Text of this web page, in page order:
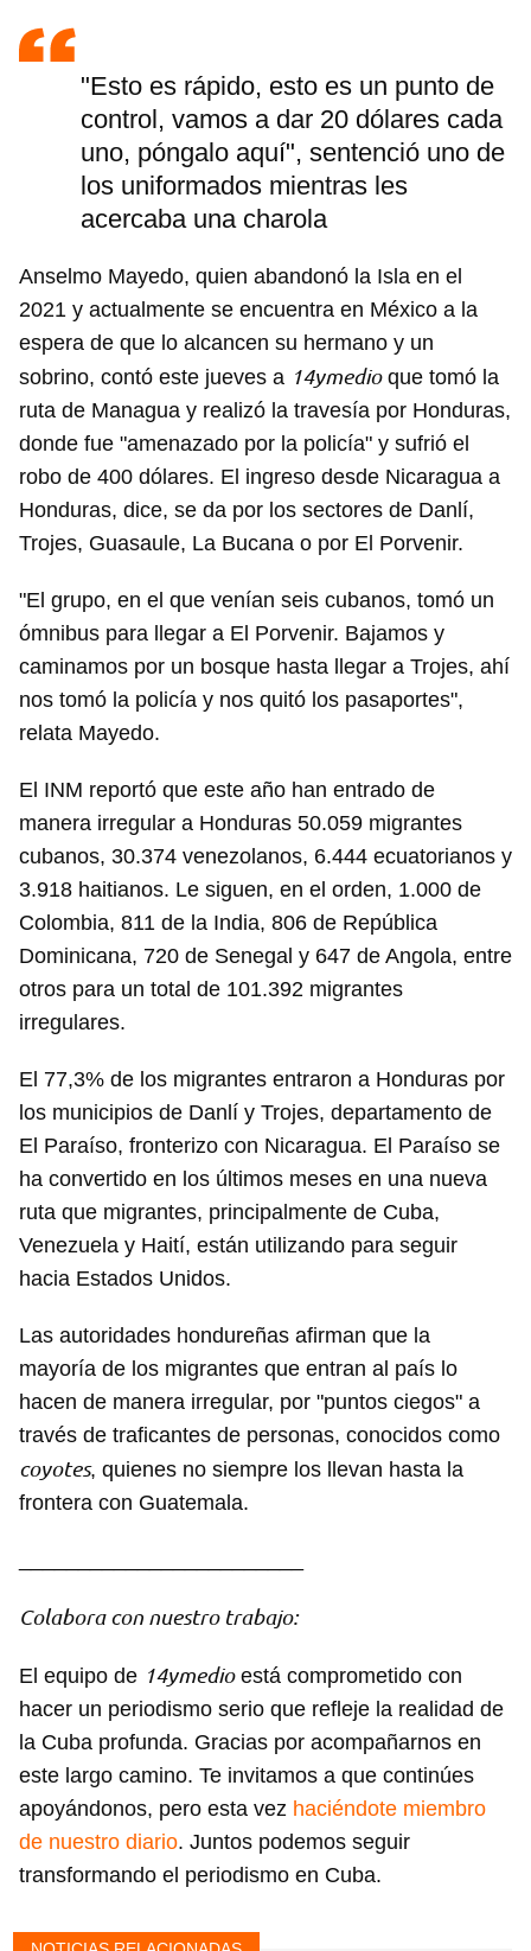
Guardar como favorito
Para poder guardar como favorito, primero has de
"Esto es rápido, esto es un punto de
control, vamos a dar 20 dólares cada
uno, póngalo aquí", sentenció uno de
los uniformados mientras les
acercaba una charola
Anselmo Mayedo, quien abandonó la Isla en el
2021 y actualmente se encuentra en México a la
espera de que lo alcancen su hermano y un
sobrino, contó este jueves a 14ymedioque tomó la
ruta de Managua y realizó la travesía por Honduras,
donde fue "amenazado por la policía" y sufrió el
robo de 400 dólares. El ingreso desde Nicaragua a
Honduras, dice, se da por los sectores de Danlí,
Trojes, Guasaule, La Bucana o por El Porvenir.
"El grupo, en el que venían seis cubanos, tomó un
ómnibus para llegar a El Porvenir. Bajamos y
caminamos por un bosque hasta llegar a Trojes, ahí
nos tomó la policía y nos quitó los pasaportes",
relata Mayedo.
El INM reportó que este año han entrado de
manera irregular a Honduras 50.059 migrantes
cubanos, 30.374 venezolanos, 6.444 ecuatorianos y
3.918 haitianos. Le siguen, en el orden, 1.000 de
Colombia, 811 de la India, 806 de República
Dominicana, 720 de Senegal y 647 de Angola, entre
otros para un total de 101.392 migrantes
irregulares.
El 77,3% de los migrantes entraron a Honduras por
los municipios de Danlí y Trojes, departamento de
El Paraíso, fronterizo con Nicaragua. El Paraíso se
ha convertido en los últimos meses en una nueva
ruta que migrantes, principalmente de Cuba,
Venezuela y Haití, están utilizando para seguir
hacia Estados Unidos.
Las autoridades hondureñas afirman que la
mayoría de los migrantes que entran al país lo
hacen de manera irregular, por "puntos ciegos" a
través de traficantes de personas, conocidos como
coyotes, quienes no siempre los llevan hasta la
frontera con Guatemala.
Colabora con nuestro trabajo:
El equipo de 14ymedioestá comprometido con
hacer un periodismo serio que refleje la realidad de
la Cuba profunda. Gracias por acompañarnos en
este largo camino. Te invitamos a que continúes
apoyándonos, pero esta vez haciéndote miembro
de nuestro diario. Juntos podemos seguir
transformando el periodismo en Cuba.